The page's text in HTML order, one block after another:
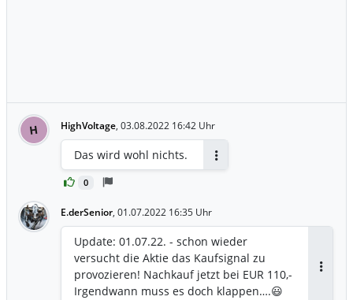
H HighVoltage, 03.08.2022 16:42 Uhr
0
Das wird wohl nichts.
E.derSenior, 01.07.2022 16:35 Uhr
Update: 01.07.22. - schon wieder
versucht die Aktie das Kaufsignal zu
provozieren! Nachkauf jetzt bei EUR 110,-
Irgendwann muss es doch klappen….😃